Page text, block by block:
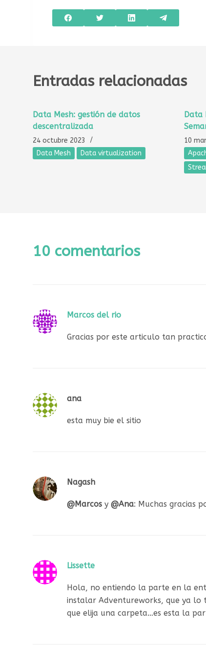
Entradas relacionadas
Data Mesh: gestión de datos
descentralizada
24 octubre 2023
Data Mesh
Data virtualization
Data
10
10 comentarios
Marcos del rio
Gracias por este articulo tan
ana
esta muy bie el sitio
Nagash
@Marcos y@Ana: Muchas gracias
Lissette
Hola, no entiendo la parte en la
instalar Adventureworks, que ya lo
que elija una carpeta…es esta la